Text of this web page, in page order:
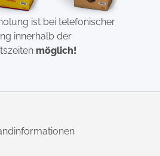
ist bei telefonischer
innerhalb der
möglich!